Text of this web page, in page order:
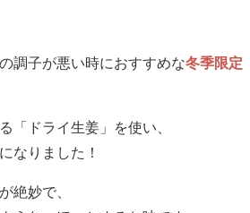
調子が悪い時におすすめな冬季限定
「ドライ生姜」を使い、
なりました！
絶妙で、